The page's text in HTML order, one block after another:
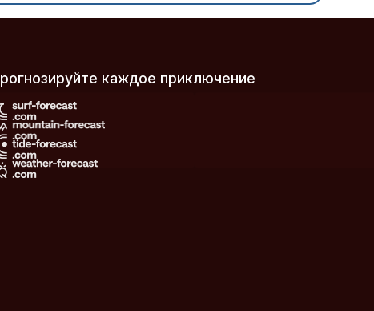
Прогнозируйте каждое приключение